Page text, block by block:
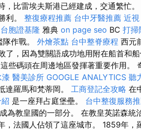
，比雷埃夫斯港已經建成，交通繁忙
利。 整復療程推薦 台中牙醫推薦 近視
台胞證基隆 雅典 on page seo BC 打掃
作戰。 外燴茶點 台中整脊療程 西元
了，因為雙關語成功地用附在船首和
些碼頭在周邊地區發揮著重要作用。
漆 醫美診所 GOOGLE ANALYTICS 聽
達羅馬和梵蒂岡。 工商登記全攻略 在
是一座拜占庭堡壘。 台中整復服務
為教皇國的一部分。 在教皇英諾森統
，法國人佔領了這座城市。 1859年，